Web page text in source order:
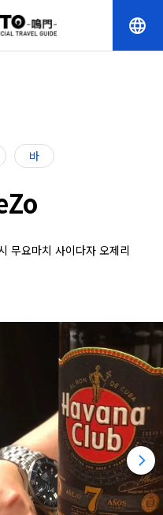
language
바
무요마치 사이다자 오제리